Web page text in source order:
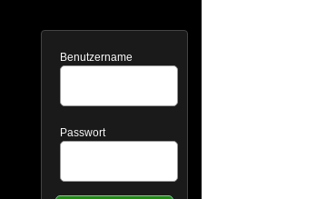
Benutzername
Passwort